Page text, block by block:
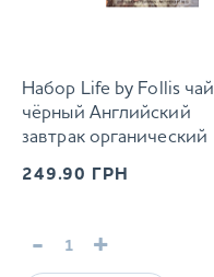
Набор Life by Follis чай
чёрный Английский
завтрак органический
ароматом
20 х 1,8 г
249.90 ГРН
- +